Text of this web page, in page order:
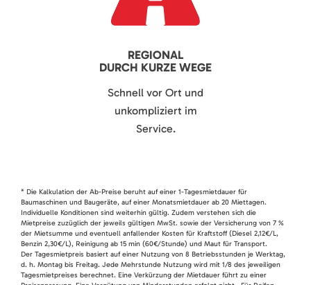
REGIONAL
DURCH KURZE WEGE
Schnell vor Ort und
unkompliziert im
Service.
* Die Kalkulation der Ab-Preise beruht auf einer 1-Tagesmietdauer für
Baumaschinen und Baugeräte, auf einer Monatsmietdauer ab 20 Miettagen.
Individuelle Konditionen sind weiterhin gültig. Zudem verstehen sich die
Mietpreise zuzüglich der jeweils gültigen MwSt. sowie der Versicherung von 7 %
der Mietsumme und eventuell anfallender Kosten für Kraftstoff (Diesel 2,12€/L,
Benzin 2,30€/L), Reinigung ab 15 min (60€/Stunde) und Maut für Transport.
Der Tagesmietpreis basiert auf einer Nutzung von 8 Betriebsstunden je Werktag,
d. h. Montag bis Freitag. Jede Mehrstunde Nutzung wird mit 1/8 des jeweiligen
Tagesmietpreises berechnet. Eine Verkürzung der Mietdauer führt zu einer